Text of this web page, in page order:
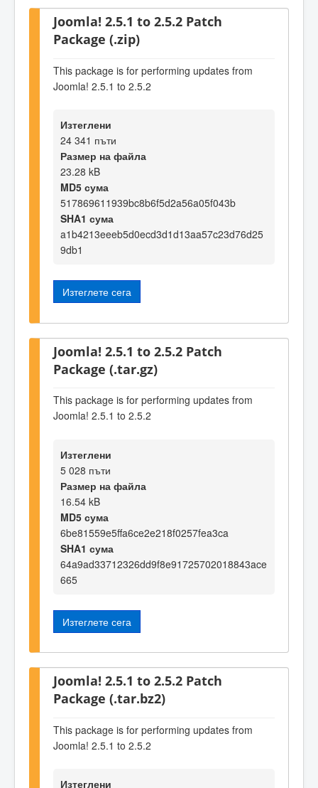
Joomla! 2.5.1 to 2.5.2 Patch
Package (.zip)
This package is for performing updates from
Joomla! 2.5.1 to 2.5.2
Изтеглени
24 341 пъти
Размер на файла
23.28 kB
MD5 сума
517869611939bc8b6f5d2a56a05f043b
SHA1 сума
a1b4213eeeb5d0ecd3d1d13aa57c23d76d25
9db1
Изтеглете сега
Joomla! 2.5.1 to 2.5.2 Patch
Package (.tar.gz)
This package is for performing updates from
Joomla! 2.5.1 to 2.5.2
Изтеглени
5 028 пъти
Размер на файла
16.54 kB
MD5 сума
6be81559e5ffa6ce2e218f0257fea3ca
SHA1 сума
64a9ad33712326dd9f8e91725702018843ace
665
Изтеглете сега
Joomla! 2.5.1 to 2.5.2 Patch
Package (.tar.bz2)
This package is for performing updates from
Joomla! 2.5.1 to 2.5.2
Изтеглени